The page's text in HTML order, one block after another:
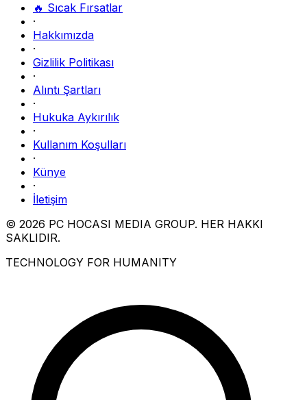
🔥 Sıcak Fırsatlar
·
Hakkımızda
·
Gizlilik Politikası
·
Alıntı Şartları
·
Hukuka Aykırılık
·
Kullanım Koşulları
·
Künye
·
İletişim
© 2026 PC HOCASI MEDIA GROUP. HER HAKKI
SAKLIDIR.
TECHNOLOGY FOR HUMANITY